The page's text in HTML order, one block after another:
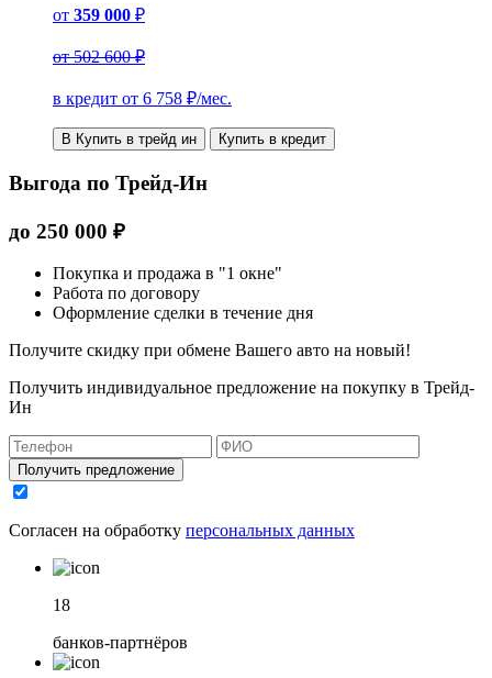
от 359 000 ₽
от502 600 ₽
в кредит от 6 758 ₽/мес.
В Купить в трейд ин Купить в кредит
Выгода по Трейд-Ин
до 250 000 ₽
Покупка и продажа в "1 окне"
Работа по договору
Оформление сделки в течение дня
Получите скидку при обмене Вашего авто на новый!
Получить индивидуальное предложение на покупку в Трейд-
Ин
Получить предложение
Согласен на обработку персональных данных
18
банков-партнёров